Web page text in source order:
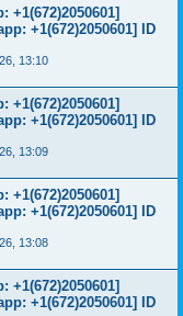
+1(672)2050601] ID
13:10
+1(672)2050601] ID
13:09
+1(672)2050601] ID
13:08
+1(672)2050601] ID